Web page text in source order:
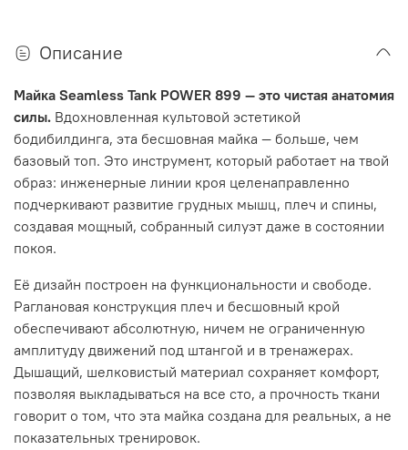
Описание
Майка Seamless Tank POWER 899 — это чистая анатомия
силы. Вдохновленная культовой эстетикой
бодибилдинга, эта бесшовная майка — больше, чем
базовый топ. Это инструмент, который работает на твой
образ: инженерные линии кроя целенаправленно
подчеркивают развитие грудных мышц, плеч и спины,
создавая мощный, собранный силуэт даже в состоянии
покоя.
Её дизайн построен на функциональности и свободе.
Раглановая конструкция плеч и бесшовный крой
обеспечивают абсолютную, ничем не ограниченную
амплитуду движений под штангой и в тренажерах.
Дышащий, шелковистый материал сохраняет комфорт,
позволяя выкладываться на все сто, а прочность ткани
говорит о том, что эта майка создана для реальных, а не
показательных тренировок.